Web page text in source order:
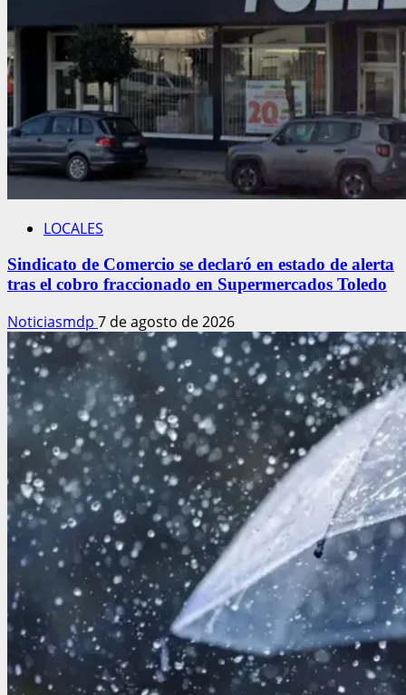
LOCALES
Sindicato de Comercio se declaró en estado de alerta
tras el cobro fraccionado en Supermercados Toledo
Noticiasmdp 7 de agosto de 2026